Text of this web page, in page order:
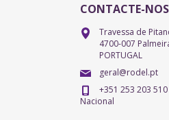
CONTACTE-NOS
Travessa de
4700-007
PORTUGAL
geral@rodel.pt
+351 253 203
Nacional